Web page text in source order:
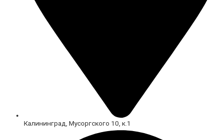
Калининград, Мусоргского 10, к.1